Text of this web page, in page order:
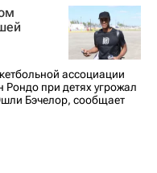
ассоциации
при детях угрожал
Бэчелор, сообщает